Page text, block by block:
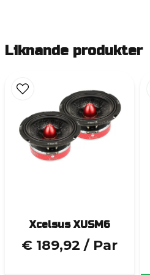
Liknande produkter
Xcelsus XUSM6
€ 189,92 / Par